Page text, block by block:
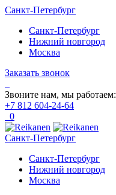
Санкт-Петербург
Санкт-Петербург
Нижний новгород
Москва
Заказать звонок
Звоните нам, мы работаем:
+7 812 604-24-64
0
Санкт-Петербург
Санкт-Петербург
Нижний новгород
Москва